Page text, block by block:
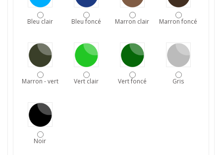
Bleu clair Bleu foncé Marron clair Marron foncé
Marron - vert Vert clair Vert foncé Gris
Noir